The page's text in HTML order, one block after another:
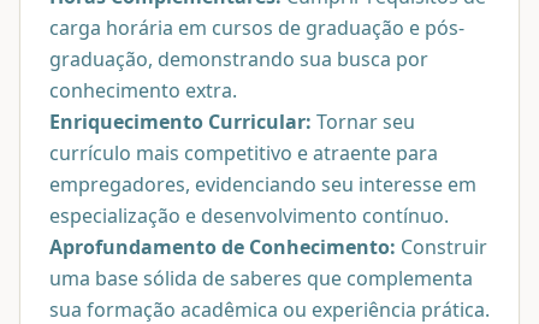
carga horária em cursos de graduação e pós-
graduação, demonstrando sua busca por
conhecimento extra.
Enriquecimento Curricular: Tornar seu
currículo mais competitivo e atraente para
empregadores, evidenciando seu interesse em
especialização e desenvolvimento contínuo.
Aprofundamento de Conhecimento: Construir
uma base sólida de saberes que complementa
sua formação acadêmica ou experiência prática.